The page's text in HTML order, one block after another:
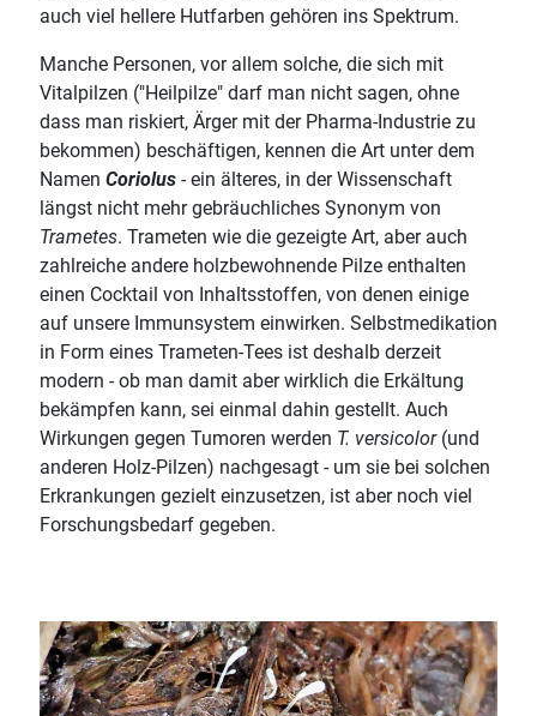
auch viel hellere Hutfarben gehören ins Spektrum.
Manche Personen, vor allem solche, die sich mit
Vitalpilzen ("Heilpilze" darf man nicht sagen, ohne
dass man riskiert, Ärger mit der Pharma-Industrie zu
bekommen) beschäftigen, kennen die Art unter dem
Namen Coriolus - ein älteres, in der Wissenschaft
längst nicht mehr gebräuchliches Synonym von
Trametes. Trameten wie die gezeigte Art, aber auch
zahlreiche andere holzbewohnende Pilze enthalten
einen Cocktail von Inhaltsstoffen, von denen einige
auf unsere Immunsystem einwirken. Selbstmedikation
in Form eines Trameten-Tees ist deshalb derzeit
modern - ob man damit aber wirklich die Erkältung
bekämpfen kann, sei einmal dahin gestellt. Auch
Wirkungen gegen Tumoren werden T. versicolor(und
anderen Holz-Pilzen) nachgesagt - um sie bei solchen
Erkrankungen gezielt einzusetzen, ist aber noch viel
Forschungsbedarf gegeben.